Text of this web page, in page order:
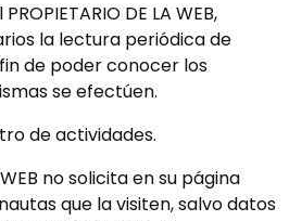
DE LA WEB,
la lectura periódica de
de poder conocer los
se efectúen.
de actividades.
WEB no solicita en su página
que la visiten, salvo datos